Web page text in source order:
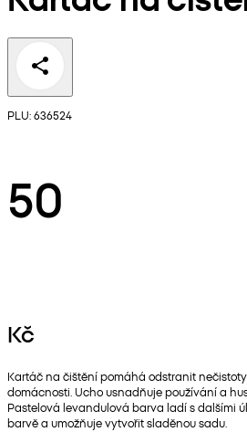
PLU: 636524
50
Kč
Kartáč na čištění pomáhá odstranit
domácnosti. Ucho usnadňuje používání a
Pastelová levandulová barva ladí s dalšími
barvě a umožňuje vytvořit sladěnou sadu.